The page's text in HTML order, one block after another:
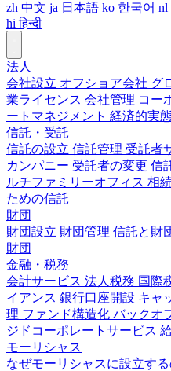
zh 中文 ja 日本語 ko 한국어 nl
hi हिन्दी
法人
会社設立 オフショア会社 グ
業ライセンス 会社管理 コー
ートマネジメント 経済的実
信託・受託
信託の設立 信託管理 受託者
カンパニー 受託者の変更 信
ルチファミリーオフィス 相
ための信託
財団
財団設立 財団管理 信託と財
財団
金融・税務
会計サービス 法人税務 国際
イアンス 銀行口座開設 キャ
理 ファンド構造化 バックオ
ジドコーポレートサービス
モーリシャス
なぜモーリシャスに設立す